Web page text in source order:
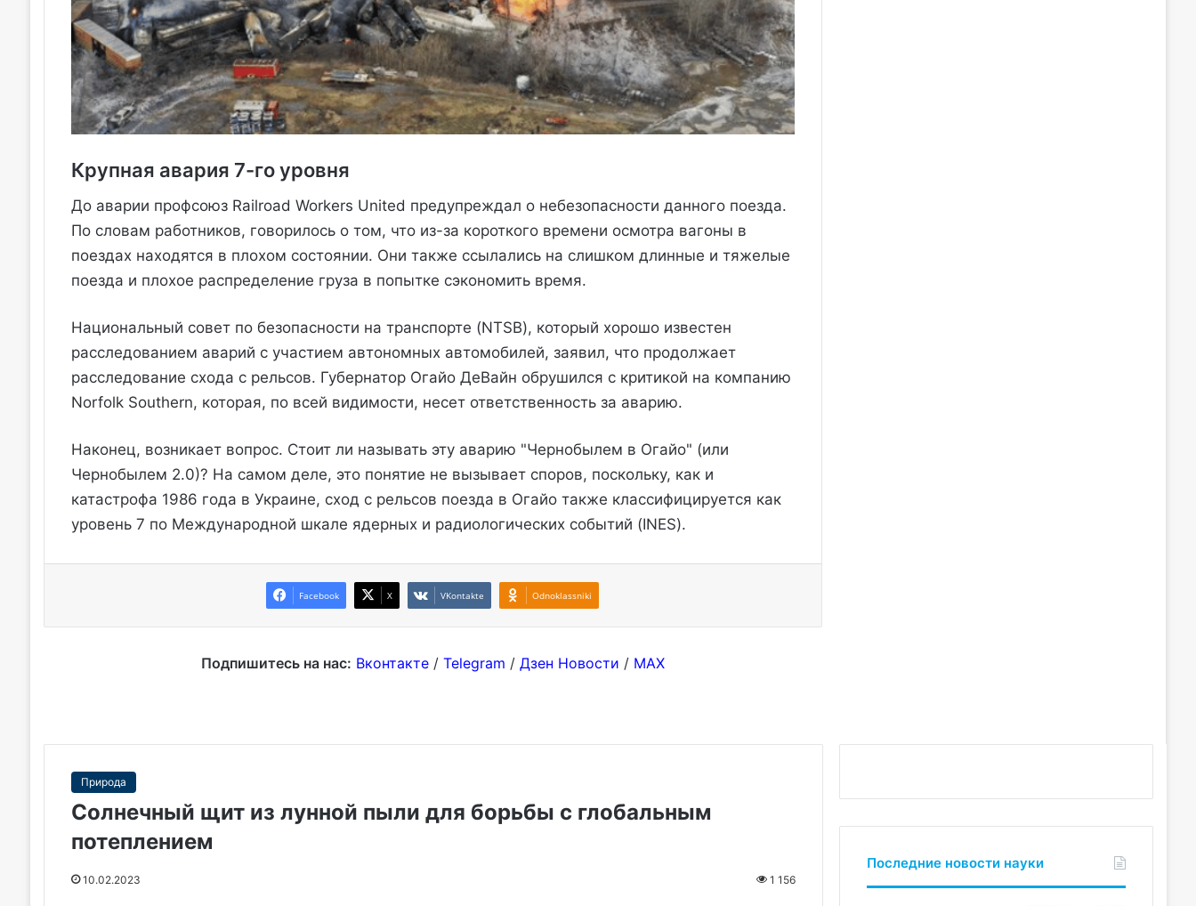
Крупная авария 7-го уровня
До аварии профсоюз Railroad Workers United предупреждал о небезопасности данного поезда.
По словам работников, говорилось о том, что из-за короткого времени осмотра вагоны в
поездах находятся в плохом состоянии. Они также ссылались на слишком длинные и тяжелые
поезда и плохое распределение груза в попытке сэкономить время.
Национальный совет по безопасности на транспорте (NTSB), который хорошо известен
расследованием аварий с участием автономных автомобилей, заявил, что продолжает
расследование схода с рельсов. Губернатор Огайо ДеВайн обрушился с критикой на компанию
Norfolk Southern, которая, по всей видимости, несет ответственность за аварию.
Наконец, возникает вопрос. Стоит ли называть эту аварию "Чернобылем в Огайо" (или
Чернобылем 2.0)? На самом деле, это понятие не вызывает споров, поскольку, как и
катастрофа 1986 года в Украине, сход с рельсов поезда в Огайо также классифицируется как
уровень 7 по Международной шкале ядерных и радиологических событий (INES).
Facebook X VKontakte Odnoklassniki
Подпишитесь на нас: Вконтакте/ Telegram / Дзен Новости / MAX